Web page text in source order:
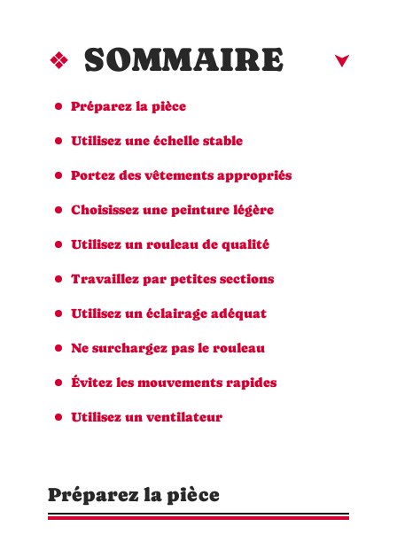
SOMMAIRE
Préparez la pièce
Utilisez une échelle stable
Portez des vêtements appropriés
Choisissez une peinture légère
Utilisez un rouleau de qualité
Travaillez par petites sections
Utilisez un éclairage adéquat
Ne surchargez pas le rouleau
Évitez les mouvements rapides
Utilisez un ventilateur
Préparez la pièce